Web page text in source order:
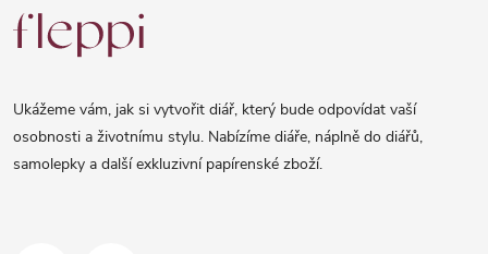
á
Ukážeme vám, jak si vytvořit diář, který bude odpovídat vaší
osobnosti a životnímu stylu. Nabízíme diáře, náplně do diářů,
samolepky a další exkluzivní papírenské zboží.